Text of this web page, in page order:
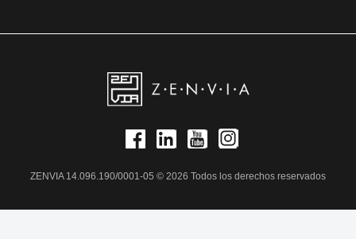
ZENVIA 14.096.190/0001-05 © 2026 Todos los derechos reservados